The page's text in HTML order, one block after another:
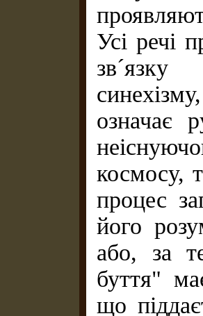
Усі речі
означає
космосу,
процес
його
або, за
буття"
що